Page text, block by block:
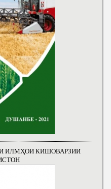
ИЛМҲОИ КИШОВАРЗИИ